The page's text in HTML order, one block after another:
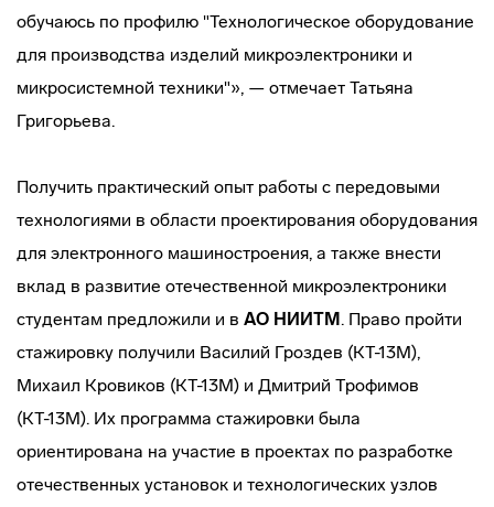
обучаюсь по профилю "Технологическое оборудование
для производства изделий микроэлектроники и
микросистемной техники"», — отмечает Татьяна
Григорьева.
Получить практический опыт работы с передовыми
технологиями в области проектирования оборудования
для электронного машиностроения, а также внести
вклад в развитие отечественной микроэлектроники
студентам предложили и в АО НИИТМ. Право пройти
стажировку получили Василий Гроздев (КТ-13М),
Михаил Кровиков (КТ-13М) и Дмитрий Трофимов
(КТ-13М). Их программа стажировки была
ориентирована на участие в проектах по разработке
отечественных установок и технологических узлов